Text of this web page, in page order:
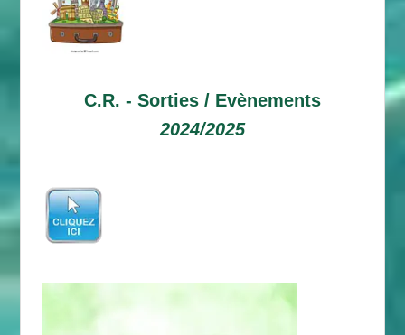
C.R. - Sorties / Evènements
2024/2025